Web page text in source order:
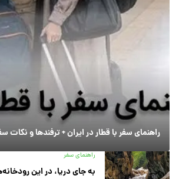
راهنمای سفر با قطار در ایران + ترفندها و نکات
راهنمای سفر
به جای دریا، در این